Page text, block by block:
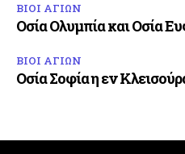
ΒΙΟΙ ΑΓΙΩΝ
Οσία Ολυμπία και Οσία
ΒΙΟΙ ΑΓΙΩΝ
Οσία Σοφία η εν